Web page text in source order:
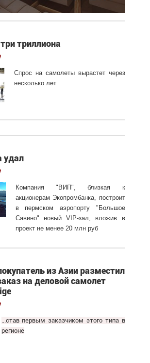
триллиона
Спрос на самолеты вырастет через
несколько лет
удал
Компания "ВИП", близкая к
акционерам Экопромбанка, построит
в пермском аэропорту "Большое
Савино" новый VIP-зал, вложив в
проект не менее 20 млн руб
из Азии разместил
на деловой самолет
...став первым заказчиком этого типа в
регионе